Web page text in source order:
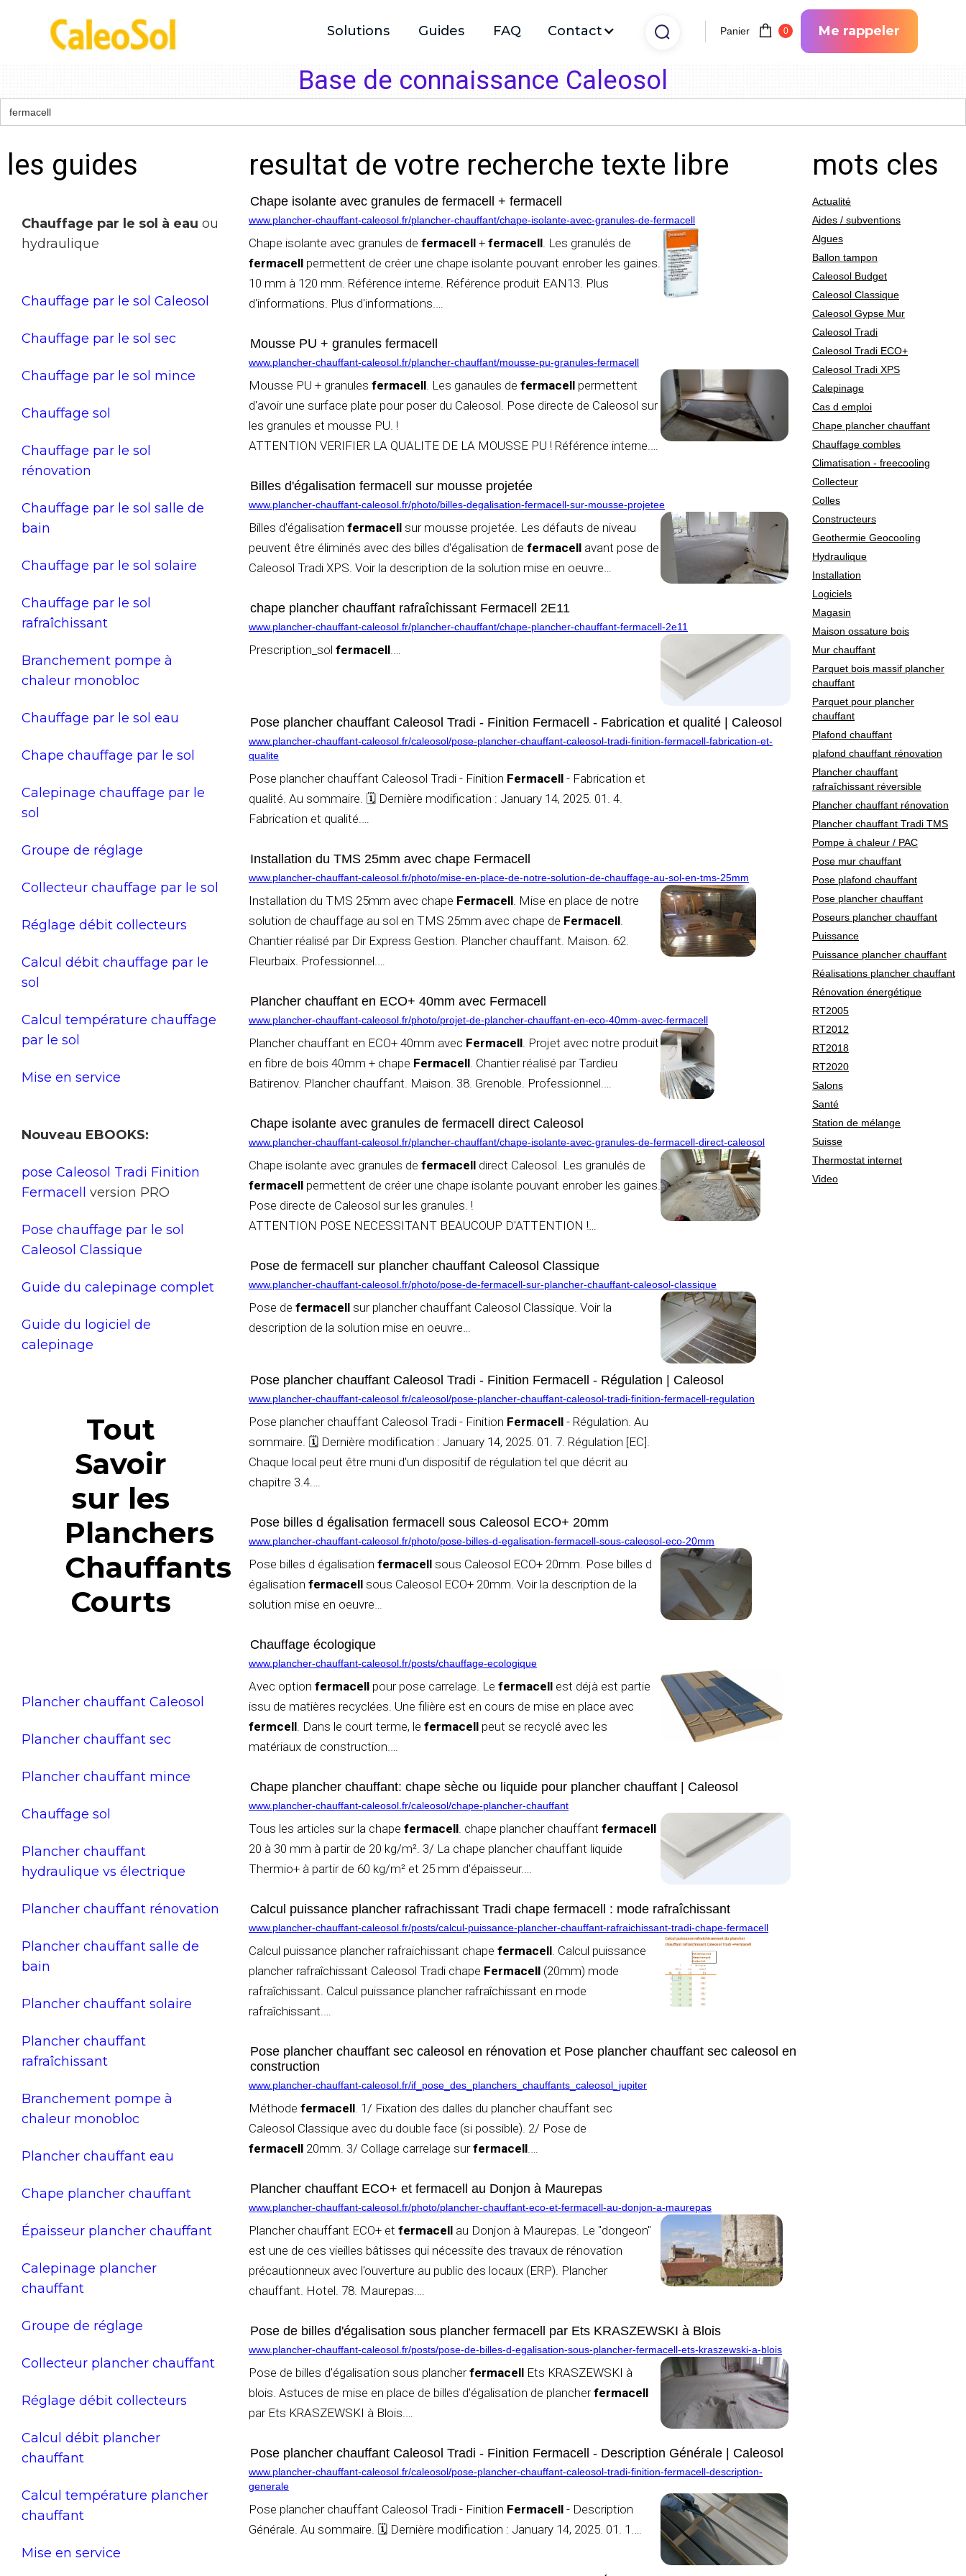
Solutions Guides FAQ Contact Me rappeler
Panier 0
Base de connaissance Caleosol
les guides
Chauffage par le sol à eau ou
hydraulique
Chauffage par le sol Caleosol
Chauffage par le sol sec
Chauffage par le sol mince
Chauffage sol
Chauffage par le sol
rénovation
Chauffage par le sol salle de
bain
Chauffage par le sol solaire
Chauffage par le sol
rafraîchissant
Branchement pompe à
chaleur monobloc
Chauffage par le sol eau
Chape chauffage par le sol
Calepinage chauffage par le
sol
Groupe de réglage
Collecteur chauffage par le sol
Réglage débit collecteurs
Calcul débit chauffage par le
sol
Calcul température chauffage
par le sol
Mise en service
Nouveau EBOOKS:
pose Caleosol Tradi Finition
Fermacell version PRO
Pose chauffage par le sol
Caleosol Classique
Guide du calepinage complet
Guide du logiciel de
calepinage
Tout
Savoir
sur les
Planchers
Chauffants
Courts
Plancher chauffant Caleosol
Plancher chauffant sec
Plancher chauffant mince
Chauffage sol
Plancher chauffant
hydraulique vs électrique
Plancher chauffant rénovation
Plancher chauffant salle de
bain
Plancher chauffant solaire
Plancher chauffant
rafraîchissant
Branchement pompe à
chaleur monobloc
Plancher chauffant eau
Chape plancher chauffant
Épaisseur plancher chauffant
Calepinage plancher
chauffant
Groupe de réglage
Collecteur plancher chauffant
Réglage débit collecteurs
Calcul débit plancher
chauffant
Calcul température plancher
chauffant
Mise en service
resultat de votre recherche texte libre
Chape isolante avec granules de fermacell + fermacell
www.plancher-chauffant-caleosol.fr/plancher-chauffant/chape-isolante-avec-granules-de-fermacell
Chape isolante avec granules de fermacell + fermacell . Les granulés de
fermacell permettent de créer une chape isolante pouvant enrober les gaines.
10 mm à 120 mm. Référence interne. Référence produit EAN13. Plus
d'informations. Plus d'informations.
Mousse PU + granules fermacell
www.plancher-chauffant-caleosol.fr/plancher-chauffant/mousse-pu-granules-fermacell
Mousse PU + granules fermacell . Les ganaules de fermacell permettent
d'avoir une surface plate pour poser du Caleosol. Pose directe de Caleosol sur
les granules et mousse PU. !
ATTENTION VERIFIER LA QUALITE DE LA MOUSSE PU ! Référence interne.
Billes d'égalisation fermacell sur mousse projetée
www.plancher-chauffant-caleosol.fr/photo/billes-degalisation-fermacell-sur-mousse-projetee
Billes d'égalisation fermacell sur mousse projetée. Les défauts de niveau
peuvent être éliminés avec des billes d'égalisation de fermacell avant pose de
Caleosol Tradi XPS. Voir la description de la solution mise en oeuvre
chape plancher chauffant rafraîchissant Fermacell 2E11
www.plancher-chauffant-caleosol.fr/plancher-chauffant/chape-plancher-chauffant-fermacell-2e11
Prescription_sol fermacell
Pose plancher chauffant Caleosol Tradi - Finition Fermacell - Fabrication et qualité | Caleosol
www.plancher-chauffant-caleosol.fr/caleosol/pose-plancher-chauffant-caleosol-tradi-finition-fermacell-fabrication-et-
qualite
Pose plancher chauffant Caleosol Tradi - Finition Fermacell - Fabrication et
qualité. Au sommaire. 🗓️ Dernière modification : January 14, 2025. 01. 4.
Fabrication et qualité.
Installation du TMS 25mm avec chape Fermacell
www.plancher-chauffant-caleosol.fr/photo/mise-en-place-de-notre-solution-de-chauffage-au-sol-en-tms-25mm
Installation du TMS 25mm avec chape Fermacell . Mise en place de notre
solution de chauffage au sol en TMS 25mm avec chape de Fermacell
Chantier réalisé par Dir Express Gestion. Plancher chauffant. Maison. 62.
Fleurbaix. Professionnel.
Plancher chauffant en ECO+ 40mm avec Fermacell
www.plancher-chauffant-caleosol.fr/photo/projet-de-plancher-chauffant-en-eco-40mm-avec-fermacell
Plancher chauffant en ECO+ 40mm avec Fermacell . Projet avec notre produit
en fibre de bois 40mm + chape Fermacell . Chantier réalisé par Tardieu
Batirenov. Plancher chauffant. Maison. 38. Grenoble. Professionnel.
Chape isolante avec granules de fermacell direct Caleosol
www.plancher-chauffant-caleosol.fr/plancher-chauffant/chape-isolante-avec-granules-de-fermacell-direct-caleosol
Chape isolante avec granules de fermacell direct Caleosol. Les granulés de
fermacell permettent de créer une chape isolante pouvant enrober les gaines.
Pose directe de Caleosol sur les granules. !
ATTENTION POSE NECESSITANT BEAUCOUP D'ATTENTION !
Pose de fermacell sur plancher chauffant Caleosol Classique
www.plancher-chauffant-caleosol.fr/photo/pose-de-fermacell-sur-plancher-chauffant-caleosol-classique
Pose de fermacell sur plancher chauffant Caleosol Classique. Voir la
description de la solution mise en oeuvre
Pose plancher chauffant Caleosol Tradi - Finition Fermacell - Régulation | Caleosol
www.plancher-chauffant-caleosol.fr/caleosol/pose-plancher-chauffant-caleosol-tradi-finition-fermacell-regulation
Pose plancher chauffant Caleosol Tradi - Finition Fermacell - Régulation. Au
sommaire. 🗓️ Dernière modification : January 14, 2025. 01. 7. Régulation [EC].
Chaque local peut être muni d’un dispositif de régulation tel que décrit au
chapitre 3.4.
Pose billes d égalisation fermacell sous Caleosol ECO+ 20mm
www.plancher-chauffant-caleosol.fr/photo/pose-billes-d-egalisation-fermacell-sous-caleosol-eco-20mm
Pose billes d égalisation fermacell sous Caleosol ECO+ 20mm. Pose billes d
égalisation fermacell sous Caleosol ECO+ 20mm. Voir la description de la
solution mise en oeuvre
Chauffage écologique
www.plancher-chauffant-caleosol.fr/posts/chauffage-ecologique
Avec option fermacell pour pose carrelage. Le fermacell est déjà est partie
issu de matières recyclées. Une filière est en cours de mise en place avec
fermcell . Dans le court terme, le fermacell peut se recyclé avec les
matériaux de construction.
Chape plancher chauffant: chape sèche ou liquide pour plancher chauffant | Caleosol
www.plancher-chauffant-caleosol.fr/caleosol/chape-plancher-chauffant
Tous les articles sur la chape fermacell . chape plancher chauffant fermacell
20 à 30 mm à partir de 20 kg/m². 3/ La chape plancher chauffant liquide
Thermio+ à partir de 60 kg/m² et 25 mm d'épaisseur.
Calcul puissance plancher rafrachissant Tradi chape fermacell : mode rafraîchissant
www.plancher-chauffant-caleosol.fr/posts/calcul-puissance-plancher-chauffant-rafraichissant-tradi-chape-fermacell
Calcul puissance plancher rafraichissant chape fermacell . Calcul puissance
plancher rafraîchissant Caleosol Tradi chape Fermacell (20mm) mode
rafraîchissant. Calcul puissance plancher rafraîchissant en mode
rafraîchissant.
Pose plancher chauffant sec caleosol en rénovation et Pose plancher chauffant sec caleosol en
construction
www.plancher-chauffant-caleosol.fr/if_pose_des_planchers_chauffants_caleosol_jupiter
Méthode fermacell . 1/ Fixation des dalles du plancher chauffant sec
Caleosol Classique avec du double face (si possible). 2/ Pose de
fermacell 20mm. 3/ Collage carrelage surfermacell
Plancher chauffant ECO+ et fermacell au Donjon à Maurepas
www.plancher-chauffant-caleosol.fr/photo/plancher-chauffant-eco-et-fermacell-au-donjon-a-maurepas
Plancher chauffant ECO+ et fermacell au Donjon à Maurepas. Le "dongeon"
est une de ces vieilles bâtisses qui nécessite des travaux de rénovation
précautionneux avec l'ouverture au public des locaux (ERP). Plancher
chauffant. Hotel. 78. Maurepas.
Pose de billes d'égalisation sous plancher fermacell par Ets KRASZEWSKI à Blois
www.plancher-chauffant-caleosol.fr/posts/pose-de-billes-d-egalisation-sous-plancher-fermacell-ets-kraszewski-a-blois
Pose de billes d'égalisation sous plancherfermacell Ets KRASZEWSKI à
blois. Astuces de mise en place de billes d'égalisation de plancherfermacell
par Ets KRASZEWSKI à Blois.
Pose plancher chauffant Caleosol Tradi - Finition Fermacell - Description Générale | Caleosol
www.plancher-chauffant-caleosol.fr/caleosol/pose-plancher-chauffant-caleosol-tradi-finition-fermacell-description-
generale
Pose plancher chauffant Caleosol Tradi - Finition Fermacell - Description
Générale. Au sommaire. 🗓️ Dernière modification : January 14, 2025. 01. 1.
mots cles
Actualité
Aides / subventions
Algues
Ballon tampon
Caleosol Budget
Caleosol Classique
Caleosol Gypse Mur
Caleosol Tradi
Caleosol Tradi ECO+
Caleosol Tradi XPS
Calepinage
Cas d emploi
Chape plancher chauffant
Chauffage combles
Climatisation - freecooling
Collecteur
Colles
Constructeurs
Geothermie Geocooling
Hydraulique
Installation
Logiciels
Magasin
Maison ossature bois
Mur chauffant
Parquet bois massif plancher
chauffant
Parquet pour plancher
chauffant
Plafond chauffant
plafond chauffant rénovation
Plancher chauffant
rafraîchissant réversible
Plancher chauffant rénovation
Plancher chauffant Tradi TMS
Pompe à chaleur / PAC
Pose mur chauffant
Pose plafond chauffant
Pose plancher chauffant
Poseurs plancher chauffant
Puissance
Puissance plancher chauffant
Réalisations plancher chauffant
Rénovation énergétique
RT2005
RT2012
RT2018
RT2020
Salons
Santé
Station de mélange
Suisse
Thermostat internet
Video